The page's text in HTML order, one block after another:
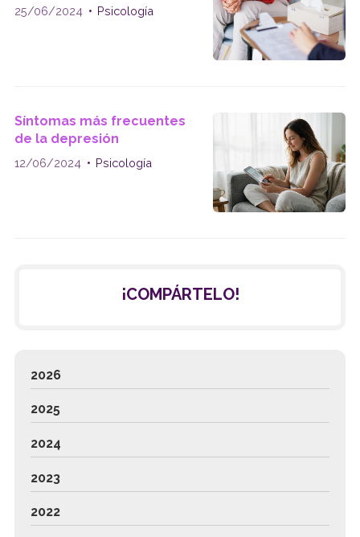
25/06/2024 Psicología
Síntomas más frecuentes
de la depresión
12/06/2024 Psicología
¡COMPÁRTELO!
2026
2025
2024
2023
2022